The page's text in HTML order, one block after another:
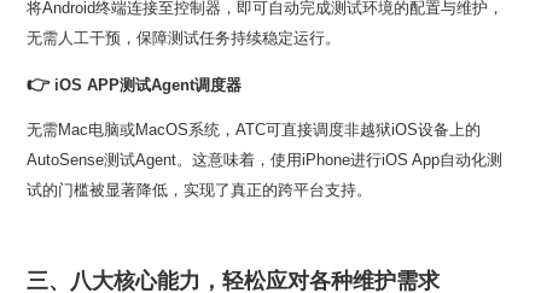
无需人工干预，保障测试任务持续稳定运行。
👉 iOS APP测试Agent调度器
试的门槛被显著降低，实现了真正的跨平台支持。
三、八大核心能力，轻松应对各种维护需求